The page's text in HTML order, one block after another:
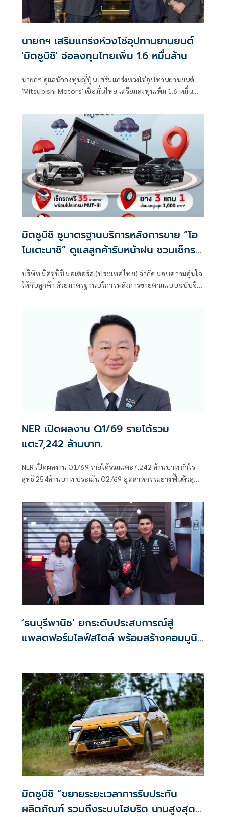
นายกฯ เสริมแกร่งห่วงโซ่อุปทานยานยนต์
'มิตซูบิชิ' จ่อลงทุนไทยเพิ่ม 1.6 หมื่นล้าน
นายกฯ ดูแลนักลงทุนญี่ปุ่น เสริมแกร่งห่วงโซ่อุปทานยานยนต์
'Mitsubishi Motors' เชื่อมั่นไทย เตรียมลงทุนเพิ่ม 1.6 หมื่น
มิตซูบิชิ ชูมาตรฐานบริการหลังการขาย “โอ
โมเตะนาชิ” ดูแลลูกค้ารับหน้าฝน ชวนเช็กรถ
บริษัท มิตซูบิชิ มอเตอร์ส (ประเทศไทย) จำกัด มอบความอุ่นใจ
ให้กับลูกค้า ด้วยมาตรฐานบริการหลังการขายตามแบบฉบับจิต
NER เปิดผลงาน Q1/69 รายได้รวม
แตะ7,242 ล้านบาท.
NER เปิดผลงาน Q1/69 รายได้รวมแตะ7,242 ล้านบาท.กำไร
สุทธิ 254ล้านบาท.ประเมิน Q2/69 อุตสาหกรรมยางฟื้นตัวลุย
ล้านบาท
‘ธนบุรีพานิช’ ยกระดับประสบการณ์สู่
แพลตฟอร์มไลฟ์สไตล์ พร้อมสร้างคอมมูนิ
มิตซูบิชิ “ขยายระยะเวลาการรับประกัน
ผลิตภัณฑ์ รวมถึงระบบไฮบริด นานสูงสุด